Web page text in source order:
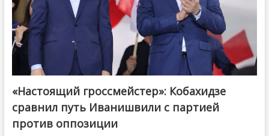
@ქართული ოცნება / Georgian Dream
«Настоящий гроссмейстер»: Кобахидзе
сравнил путь Иванишвили с партией
против оппозиции